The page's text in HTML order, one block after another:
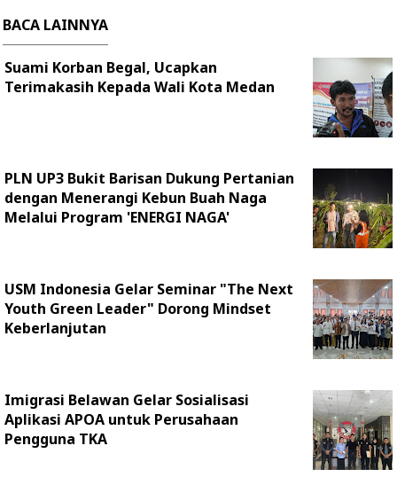
BACA LAINNYA
Suami Korban Begal, Ucapkan
Terimakasih Kepada Wali Kota Medan
PLN UP3 Bukit Barisan Dukung Pertanian
dengan Menerangi Kebun Buah Naga
Melalui Program 'ENERGI NAGA'
USM Indonesia Gelar Seminar "The Next
Youth Green Leader" Dorong Mindset
Keberlanjutan
Imigrasi Belawan Gelar Sosialisasi
Aplikasi APOA untuk Perusahaan
Pengguna TKA